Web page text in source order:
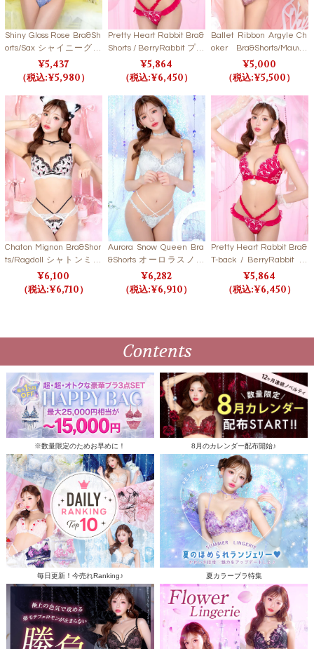
Shiny Gloss Rose Bra&Sh
orts/Sax シャイニーグロ
スローズブラ＆ショーツ/
サックス【LB6396】 【L
B5500】
5,437
5,980
Pretty Heart Rabbit Bra&
Shorts / BerryRabbit プリ
ティハートラビットブラ
＆ショーツ / ベリーラビ
ット【LB5500】
5,864
6,450
Ballet Ribbon Argyle Ch
oker Bra&Shorts/Mauve
Pink バレエリボンアーガ
イルブラ＆ショーツ/モー
ブピンク【LB5500】
5,000
5,500
Chaton Mignon Bra&Shor
ts/Ragdoll シャトンミニ
ョンブラ＆ショーツ/ラグ
ドール【LB5500】
6,100
6,710
Aurora Snow Queen Bra
&Shorts オーロラスノー
クイーンブラ＆ショーツ
【LB5500】
6,282
6,910
Pretty Heart Rabbit Bra&
T-back / BerryRabbit プ
リティハートラビットブ
ラ＆Tバック / ベリーラビ
ット【LB5500】
5,864
6,450
Contents
※数量限定のためお早めに！ 8月のカレンダー配布開始♪
毎日更新！今売れRanking♪ 夏カラーブラ特集